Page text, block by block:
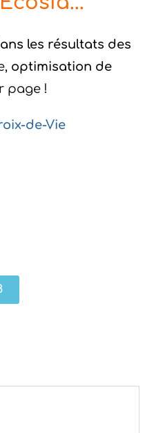
les résultats des
optimisation de
page !
de-Vie